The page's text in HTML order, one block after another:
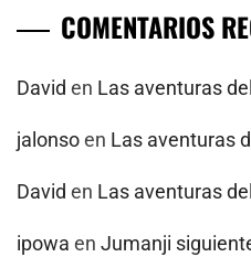
COMENTARIOS
David en Las aventuras
jalonsoen Las aventuras
David en Las aventuras
ipowa en Jumanji